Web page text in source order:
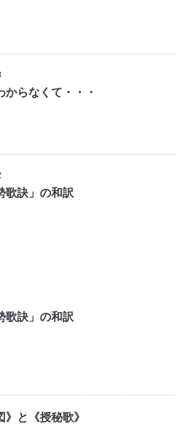
からなくて・・・
歌訣」の和訳
歌訣」の和訳
》と《授秘歌》